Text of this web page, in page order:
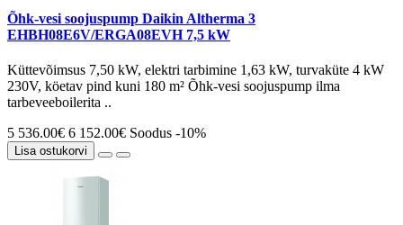
Õhk-vesi soojuspump Daikin Altherma 3
EHBH08E6V/ERGA08EVH 7,5 kW
Küttevõimsus 7,50 kW, elektri tarbimine 1,63 kW, turvaküte 4 kW
230V, köetav pind kuni 180 m² Õhk-vesi soojuspump ilma
tarbeveeboilerita ..
5 536.00€ 6 152.00€ Soodus -10%
Lisa ostukorvi